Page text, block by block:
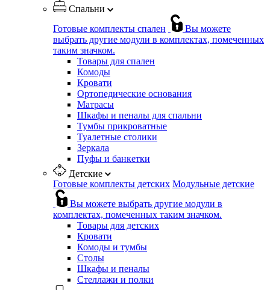
Спальни
Готовые комплекты спален
Вы можете
выбрать другие модули в комплектах, помеченных
таким значком.
Товары для спален
Комоды
Кровати
Ортопедические основания
Матрасы
Шкафы и пеналы для спальни
Тумбы прикроватные
Туалетные столики
Зеркала
Пуфы и банкетки
Детские
Готовые комплекты детских Модульные детские
Вы можете выбрать другие модули в
комплектах, помеченных таким значком.
Товары для детских
Кровати
Комоды и тумбы
Столы
Шкафы и пеналы
Стеллажи и полки